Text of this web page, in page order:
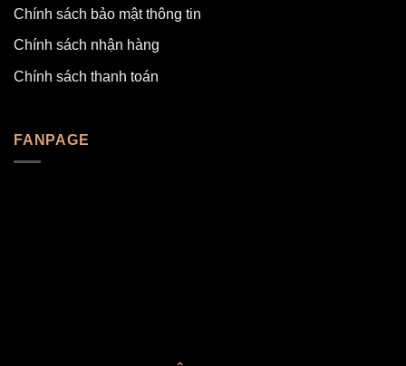
Chính sách bảo mật thông tin
Chính sách nhận hàng
Chính sách thanh toán
FANPAGE